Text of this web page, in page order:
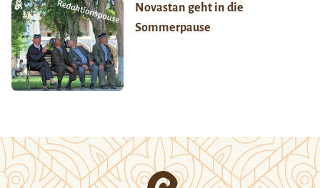
Novastan geht in die
Sommerpause